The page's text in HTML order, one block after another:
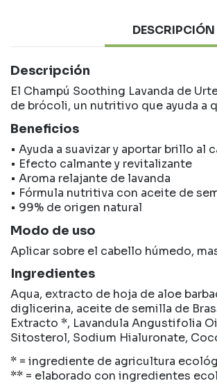
DESCRIPCIÓN
Descripción
El Champú Soothing Lavanda de
de brócoli, un nutritivo que ayuda a
Beneficios
• Ayuda a suavizar y aportar brillo al
• Efecto calmante y revitalizante
• Aroma relajante de lavanda
• Fórmula nutritiva con aceite de
• 99% de origen natural
Modo de uso
Aplicar sobre el cabello húmedo,
Ingredientes
Aqua, extracto de hoja de aloe
diglicerina, aceite de semilla de
Extracto *, Lavandula Angustifolia
Sitosterol, Sodium Hialuronate,
* = ingrediente de agricultura
** = elaborado con ingredientes